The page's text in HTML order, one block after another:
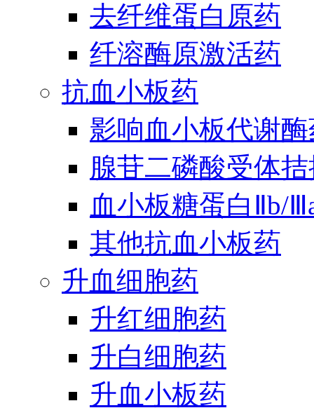
去纤维蛋白原药
纤溶酶原激活药
抗血小板药
影响血小板代谢
腺苷二磷酸受体
血小板糖蛋白Ⅱb/
其他抗血小板药
升血细胞药
升红细胞药
升白细胞药
升血小板药